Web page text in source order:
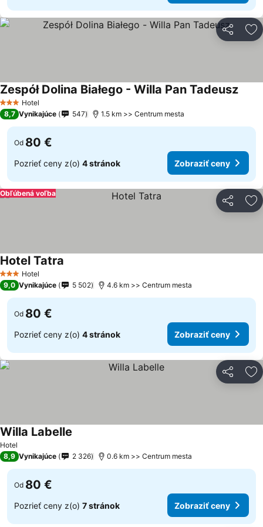
Zdieľať
3 Počet hviezdičiek
Hotel
Zespół Dolina Białego - Willa Pan Tadeusz
8,7 Vynikajúce 547 1.5 km >> Centrum mesta
Od 80 €
Pozrieť ceny z(o) 4 stránok Zobraziť ceny
Zdieľať
Obľúbená voľba
3 Počet hviezdičiek
Hotel
Hotel Tatra
9,0 Vynikajúce 5 502 4.6 km >> Centrum mesta
Od 80 €
Pozrieť ceny z(o) 4 stránok Zobraziť ceny
Zdieľať
Hotel
Willa Labelle
8,9 Vynikajúce 2 326 0.6 km >> Centrum mesta
Od 80 €
Pozrieť ceny z(o) 7 stránok Zobraziť ceny